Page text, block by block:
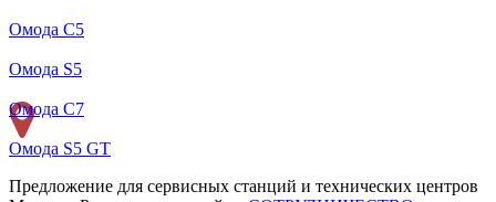
Омода С5
Омода S5
Омода С7
Омода S5 GT
Предложение для сервисных станций и технических центров